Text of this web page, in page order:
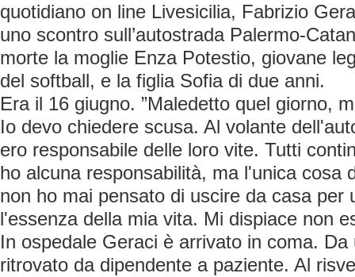
quotidiano on line Livesicilia, Fabrizio
uno scontro sull’autostrada Palermo-
morte la moglie Enza Potestio, giovane
del softball, e la figlia Sofia di due anni.
Era il 16 giugno. ”Maledetto quel giorno,
Io devo chiedere scusa. Al volante
ero responsabile delle loro vite. Tutti
ho alcuna responsabilità, ma l'unica cosa
non ho mai pensato di uscire da casa per
l'essenza della mia vita. Mi dispiace non
In ospedale Geraci è arrivato in coma. Da
ritrovato da dipendente a paziente. Al